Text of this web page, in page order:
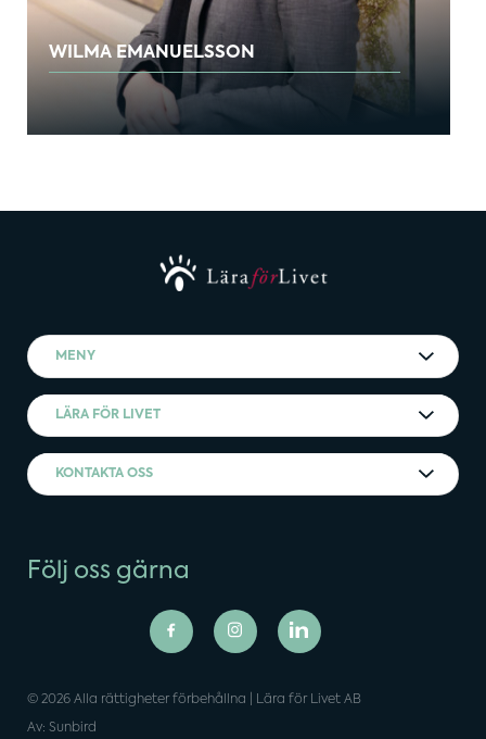
WILMA EMANUELSSON
MENY
LÄRA FÖR LIVET
KONTAKTA OSS
Följ oss gärna
© 2026 Alla rättigheter förbehållna | Lära för Livet AB
Av: Sunbird